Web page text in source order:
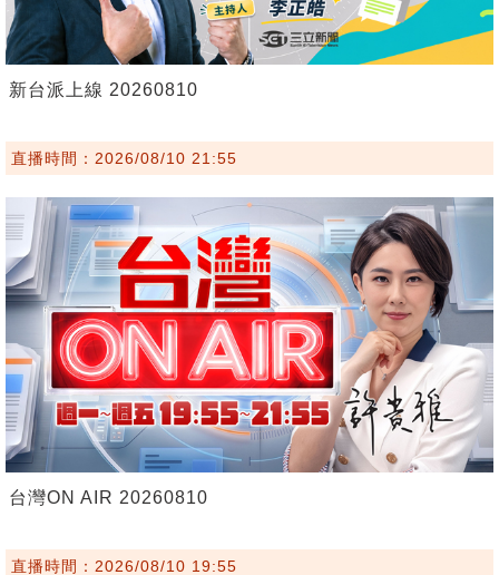
新台派上線 20260810
直播時間：2026/08/10 21:55
台灣ON AIR 20260810
直播時間：2026/08/10 19:55